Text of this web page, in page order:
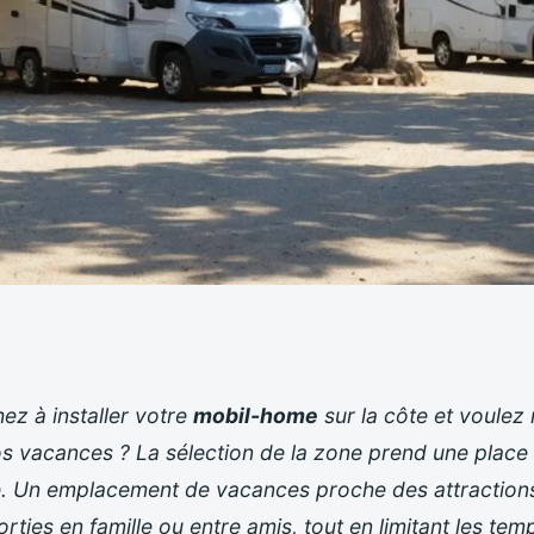
sur la côte :
confortable
à installer votre mobil-home sur la côte et voulez
vacances ? La sélection de la zone prend une
Un emplacement de vacances proche des
en famille ou entre amis, tout en limitant les